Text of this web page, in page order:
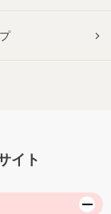
イト